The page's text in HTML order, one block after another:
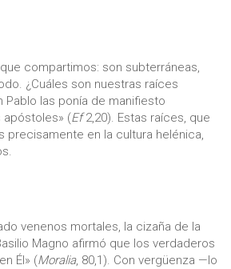
compartimos: son subterráneas,
¿Cuáles son nuestras raíces
las ponía de manifiesto
(Ef2,20). Estas raíces, que
precisamente en la cultura helénica,
venenos mortales, la cizaña de la
Magno afirmó que los verdaderos
Él» (Moralia, 80,1). Con vergüenza —lo